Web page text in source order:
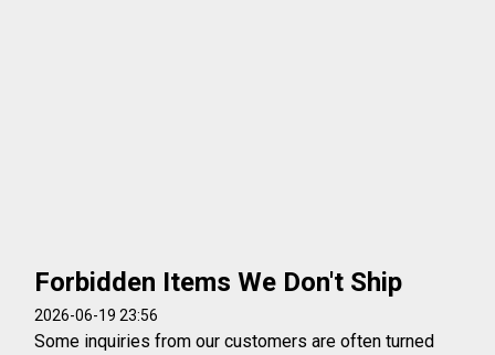
Forbidden Items We Don't Ship
2026-06-19 23:56
Some inquiries from our customers are often turned